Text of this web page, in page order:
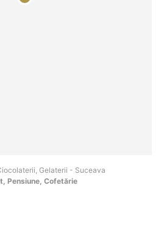
Gelaterii - Suceava
Pensiune, Cofetărie